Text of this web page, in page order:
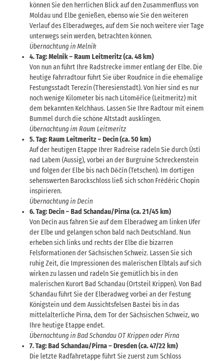
können Sie den herrlichen Blick auf den Zusammenfluss von
Moldau und Elbe genießen, ebenso wie Sie den weiteren
Verlauf des Elberadweges, auf dem Sie noch weitere vier Tage
unterwegs sein werden, betrachten können.
Übernachtung in Melnik
4. Tag: Melnik – Raum Leitmeritz (ca. 48 km)
Von nun an führt Ihre Radstrecke immer entlang der Elbe. Die
heutige Fahrradtour führt Sie über Roudnice in die ehemalige
Festungsstadt Terezín (Theresienstadt). Von hier sind es nur
noch wenige Kilometer bis nach Litoměřice (Leitmeritz) mit
dem bekannten Kelchhaus. Lassen Sie Ihre Radtour mit einem
Bummel durch die schöne Altstadt ausklingen.
Übernachtung im Raum Leitmeritz
5. Tag: Raum Leitmeritz – Decin (ca. 50 km)
Auf der heutigen Etappe Ihrer Radreise radeln Sie durch Ústí
nad Labem (Aussig), vorbei an der Burgruine Schreckenstein
und folgen der Elbe bis nach Děčín (Tetschen). Im dortigen
sehenswerten Barockschloss ließ sich schon Frédéric Chopin
inspirieren.
Übernachtung in Decin
6. Tag: Decin – Bad Schandau/Pirna (ca. 21/45 km)
Von Decín aus fahren Sie auf dem Elberadweg am linken Ufer
der Elbe und gelangen schon bald nach Deutschland. Nun
erheben sich links und rechts der Elbe die bizarren
Felsformationen der Sächsischen Schweiz. Lassen Sie sich
ruhig Zeit, die Impressionen des malerischen Elbtals auf sich
wirken zu lassen und radeln Sie gemütlich bis in den
malerischen Kurort Bad Schandau (Ortsteil Krippen). Von Bad
Schandau führt Sie der Elberadweg vorbei an der Festung
Königstein und dem Aussichtsfelsen Bastei bis in das
mittelalterliche Pirna, dem Tor der Sächsischen Schweiz, wo
Ihre heutige Etappe endet.
Übernachtung in Bad Schandau OT Krippen oder Pirna
7. Tag: Bad Schandau/Pirna – Dresden (ca. 47/22 km)
Die letzte Radfahretappe führt Sie zuerst zum Schloss